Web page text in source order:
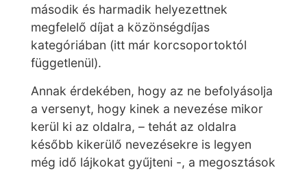
második és harmadik helyezettnek
megfelelő díjat a közönségdíjas
kategóriában (itt már korcsoportoktól
függetlenül).
Annak érdekében, hogy az ne befolyásolja
a versenyt, hogy kinek a nevezése mikor
kerül ki az oldalra, – tehát az oldalra
később kikerülő nevezésekre is legyen
még idő lájkokat gyűjteni -, a megosztások